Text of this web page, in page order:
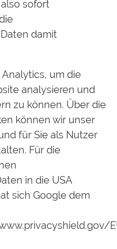
sofort
damit
um die
analysieren und
zu können. Über die
können wir unser
für Sie als Nutzer
Für die
in die USA
sich Google dem